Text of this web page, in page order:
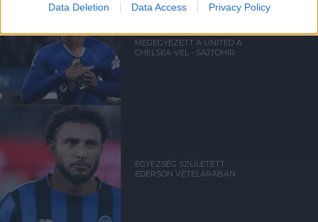
Data Deletion Data Access Privacy Policy
ANDREY SANTOSRÓL
MEGEGYEZETT A UNITED A
CHELSEA-VEL - SAJTÓHÍR
EGYEZSÉG SZÜLETETT
EDERSON VÉTELÁRÁBAN